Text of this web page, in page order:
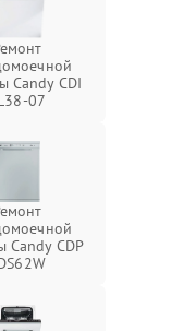
Candy CDI
07
Candy CDP